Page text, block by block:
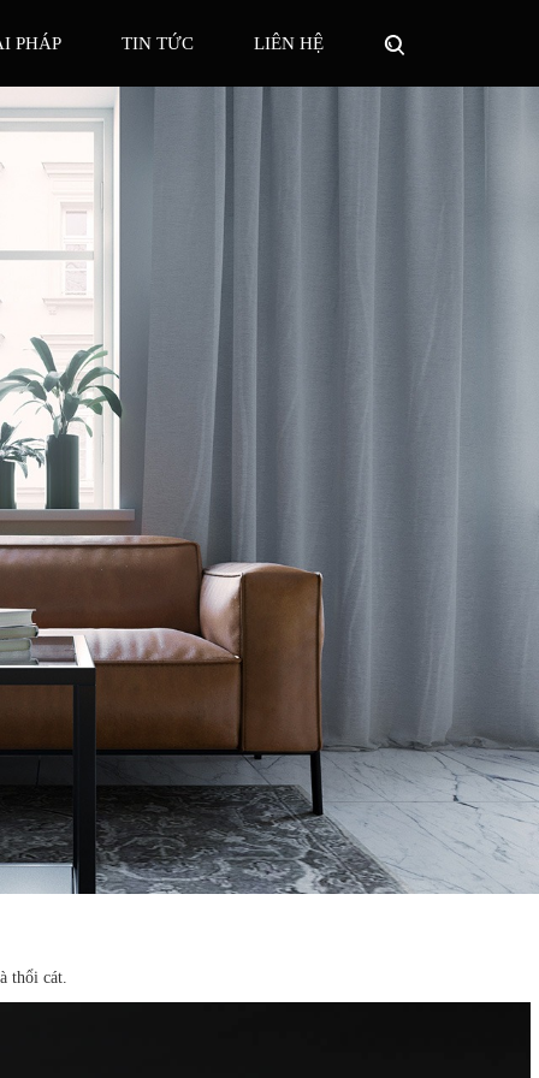
AN NINH
MINH
PHÁP
CĂN HỘ - BIỆT THỰ
CĂN HỘ 3PN
CĂN HỘ 2PN
CĂN HỘ 1PN
TIN TỨC LIÊN HỆ
thổi cát.